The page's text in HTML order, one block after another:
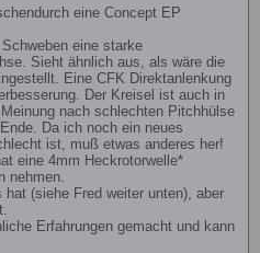
eine Concept EP
eine starke
Sieht ähnlich aus, als wäre die
Eine CFK Direktanlenkung
Der Kreisel ist auch in
nach schlechten Pitchhülse
Da ich noch ein neues
ist, muß etwas anderes her!
eine 4mm Heckrotorwelle*
nehmen.
(siehe Fred weiter unten), aber
Erfahrungen gemacht und kann